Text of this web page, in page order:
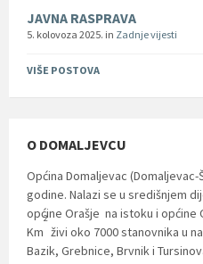
JAVNA RASPRAVA
5. kolovoza 2025. in Zadnje vijesti
VIŠE POSTOVA
O DOMALJEVCU
Općina Domaljevac
godine. Nalazi se u središnjem
općine Orašje na istoku i općine
Km
2
živi oko 7000 stanovnika u
Bazik, Grebnice, Brvnik i